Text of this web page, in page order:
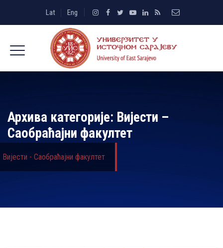
Lat Eng
Архива категорије: Вијести –
Саобраћајни факултет
Вијести - Саобраћајни факултет